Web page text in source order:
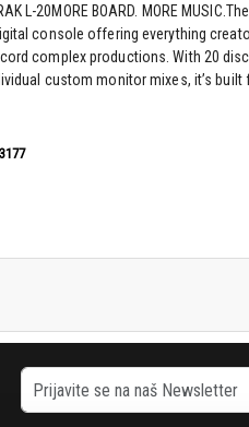
L-20MORE BOARD. MORE
console offering everything
complex productions. With 20
custom monitor mixes, it’s built